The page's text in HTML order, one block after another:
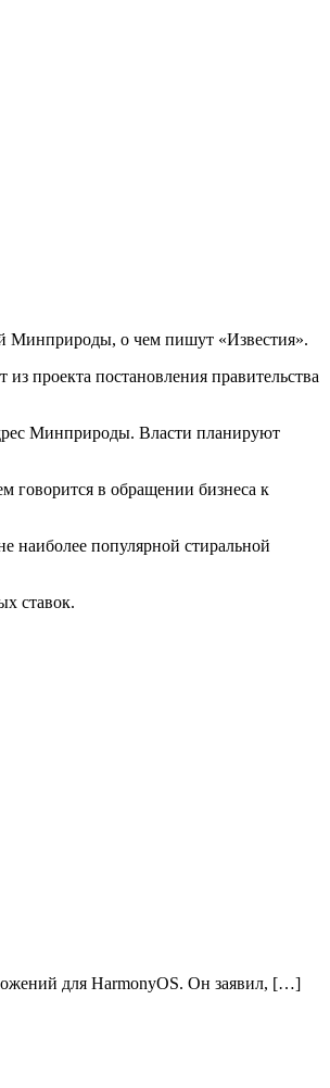
Минприроды, о чем пишут «Известия».
проекта постановления правительства
Минприроды. Власти планируют
говорится в обращении бизнеса к
наиболее популярной стиральной
ставок.
для HarmonyOS. Он заявил, […]